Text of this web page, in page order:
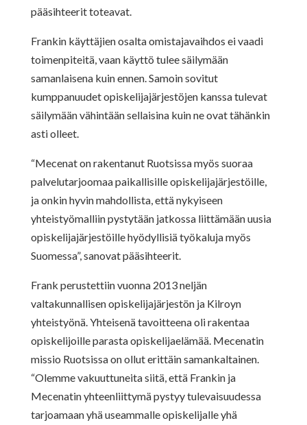
pääsihteerit toteavat.
Frankin käyttäjien osalta omistajavaihdos ei vaadi
toimenpiteitä, vaan käyttö tulee säilymään
samanlaisena kuin ennen. Samoin sovitut
kumppanuudet opiskelijajärjestöjen kanssa tulevat
säilymään vähintään sellaisina kuin ne ovat tähänkin
asti olleet.
“Mecenat on rakentanut Ruotsissa myös suoraa
palvelutarjoomaa paikallisille opiskelijajärjestöille,
ja onkin hyvin mahdollista, että nykyiseen
yhteistyömalliin pystytään jatkossa liittämään uusia
opiskelijajärjestöille hyödyllisiä työkaluja myös
Suomessa”, sanovat pääsihteerit.
Frank perustettiin vuonna 2013 neljän
valtakunnallisen opiskelijajärjestön ja Kilroyn
yhteistyönä. Yhteisenä tavoitteena oli rakentaa
opiskelijoille parasta opiskelijaelämää. Mecenatin
missio Ruotsissa on ollut erittäin samankaltainen.
“Olemme vakuuttuneita siitä, että Frankin ja
Mecenatin yhteenliittymä pystyy tulevaisuudessa
tarjoamaan yhä useammalle opiskelijalle yhä